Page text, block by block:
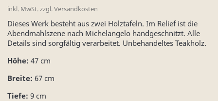
inkl. MwSt. zzgl. Versandkosten
Dieses Werk besteht aus zwei Holztafeln. Im Relief ist die
Abendmahlszene nach Michelangelo handgeschnitzt. Alle
Details sind sorgfältig verarbeitet. Unbehandeltes Teakholz.
Höhe: 47 cm
Breite: 67 cm
Tiefe: 9 cm